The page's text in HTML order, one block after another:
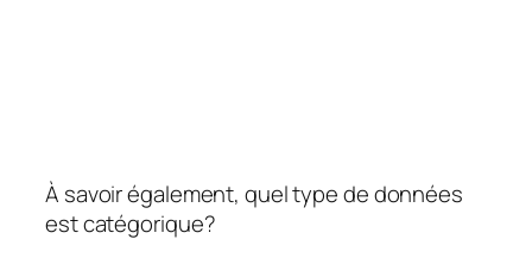
À savoir également, quel type de données
est catégorique?